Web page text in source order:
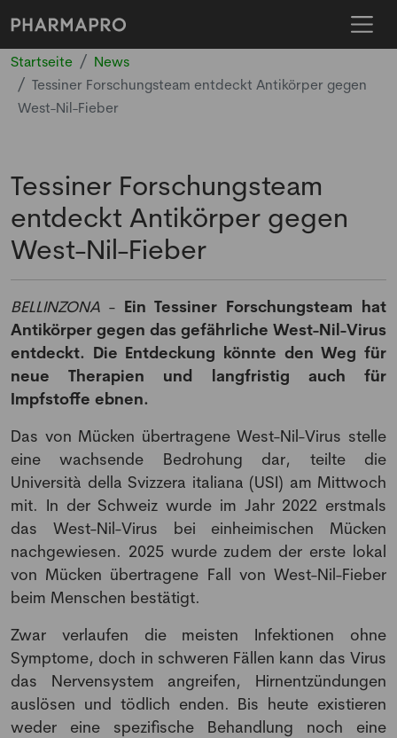
Startseite
News
Tessiner Forschungsteam entdeckt Antikörper gegen
West-Nil-Fieber
Tessiner Forschungsteam
entdeckt Antikörper gegen
West-Nil-Fieber
BELLINZONA - Ein Tessiner Forschungsteam hat
Antikörper gegen das gefährliche West-Nil-Virus
entdeckt. Die Entdeckung könnte den Weg für
neue Therapien und langfristig auch für
Impfstoffe ebnen.
Das von Mücken übertragene West-Nil-Virus stelle
eine wachsende Bedrohung dar, teilte die
Università della Svizzera italiana (USI) am Mittwoch
mit. In der Schweiz wurde im Jahr 2022 erstmals
das West-Nil-Virus bei einheimischen Mücken
nachgewiesen. 2025 wurde zudem der erste lokal
von Mücken übertragene Fall von West-Nil-Fieber
beim Menschen bestätigt.
Zwar verlaufen die meisten Infektionen ohne
Symptome, doch in schweren Fällen kann das Virus
das Nervensystem angreifen, Hirnentzündungen
auslösen und tödlich enden. Bis heute existieren
weder eine spezifische Behandlung noch eine